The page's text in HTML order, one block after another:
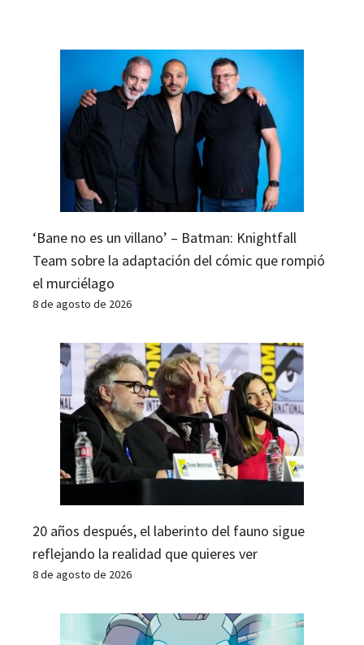
‘Bane no es un villano’ – Batman: Knightfall
Team sobre la adaptación del cómic que rompió
el murciélago
8 de agosto de 2026
20 años después, el laberinto del fauno sigue
reflejando la realidad que quieres ver
8 de agosto de 2026